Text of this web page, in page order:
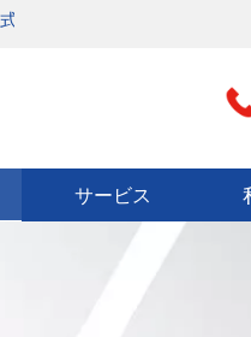
ャン
サービス